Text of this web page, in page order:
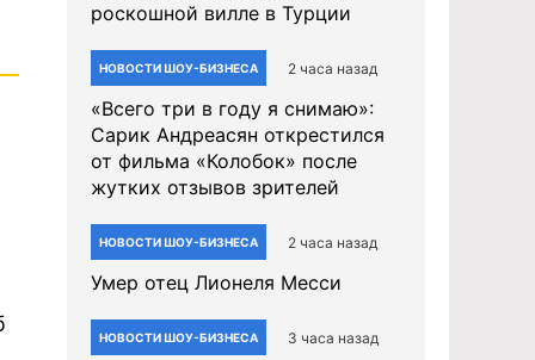
роскошной вилле в Турции
НОВОСТИ ШОУ-БИЗНЕСА 2 часа назад
«Всего три в году я снимаю»:
Сарик Андреасян открестился
от фильма «Колобок» после
жутких отзывов зрителей
НОВОСТИ ШОУ-БИЗНЕСА 2 часа назад
Умер отец Лионеля Месси
НОВОСТИ ШОУ-БИЗНЕСА 3 часа назад